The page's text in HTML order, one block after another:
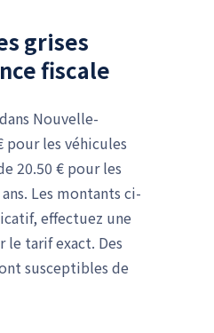
grises
fiscale
Nouvelle-
pour les véhicules
20.50 € pour les
Les montants ci-
effectuez une
tarif exact. Des
susceptibles de